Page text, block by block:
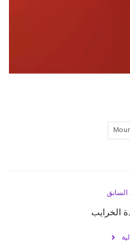
السابق
الخرايب